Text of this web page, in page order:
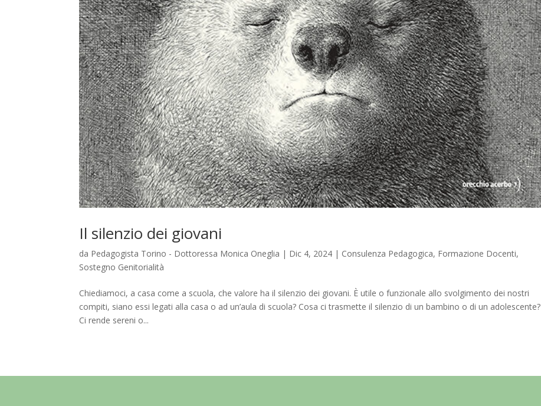
Il silenzio dei giovani
da Pedagogista Torino - Dottoressa Monica Oneglia | Dic 4, 2024 | Consulenza Pedagogica, Formazione Docenti,
Sostegno Genitorialità
Chiediamoci, a casa come a scuola, che valore ha il silenzio dei giovani. È utile o funzionale allo svolgimento dei nostri
compiti, siano essi legati alla casa o ad un’aula di scuola? Cosa ci trasmette il silenzio di un bambino o di un adolescente?
Ci rende sereni o...